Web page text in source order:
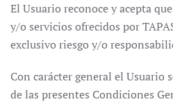
El Usuario reconoce y acepta
y/o servicios ofrecidos por
exclusivo riesgo y/o
Con carácter general el
de las presentes Condiciones